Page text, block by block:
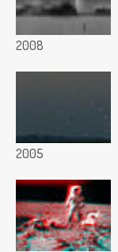
2008
2005